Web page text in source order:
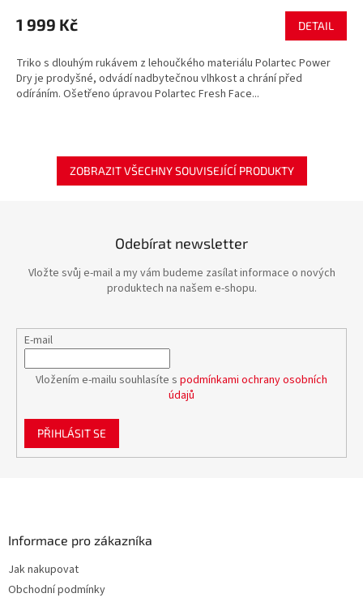
1 999 Kč DETAIL
Triko s dlouhým rukávem z lehoučkého materiálu Polartec Power
Dry je prodyšné, odvádí nadbytečnou vlhkost a chrání před
odíráním. Ošetřeno úpravou Polartec Fresh Face...
ZOBRAZIT VŠECHNY SOUVISEJÍCÍ PRODUKTY
Odebírat newsletter
Vložte svůj e-mail a my vám budeme zasílat informace o nových
produktech na našem e-shopu.
E-mail
Vložením e-mailu souhlasíte s podmínkami ochrany osobních
údajů
PŘIHLÁSIT SE
Informace pro zákazníka
Jak nakupovat
Obchodní podmínky